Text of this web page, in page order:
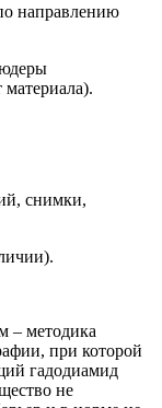
направлению
материала).
снимки,
– методика
при которой
гадодиамид
не